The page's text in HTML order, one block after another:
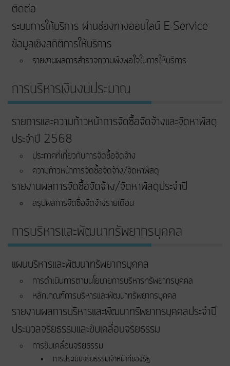
ติดต่อ
ระบบการให้บริการ ผ่านช่องทางออนไลน์ E-Service
ข้อมูลเชิงสถิติการให้บริการ
รายงานผลการสำรวจความพึงพอใจในการให้บริการ
การบริหารเงินงบประมาณ
รายการและความก้าวหน้าการจัดซื้อจัดจ้างและจัดหาพัสดุ
ประจำปี 2568
ประกาศที่เกี่ยวกับการจัดซื้อจัดจ้าง
ความก้าวหน้าการจัดซื้อจัดจ้าง/จัดหาพัสดุ
รายงานผลการจัดซื้อจัดจ้าง/จัดหาพัสดุประจำปี
สรุปผลการจัดซื้อจัดจ้างรายเดือน
การบริหารและพัฒนาทรัพยากรบุคคล
แผนบริหารและพัฒนาทรัพยากรบุคคล
การดำเนินการตามนโยบายการบริหารทรัพยากรบุคคล
หลักเกณฑ์การบริหารและพัฒนาทรัพยากรบุคคล
รายงานผลการบริหารและพัฒนาทรัพยากรบุคคลประจำปี
ประมวลจริยธรรมและขับเคลื่อนจริยธรรม
การขับเคลื่อนจริยธรรม
การประเมินจริยธรรมเจ้าหน้าที่ของรัฐ